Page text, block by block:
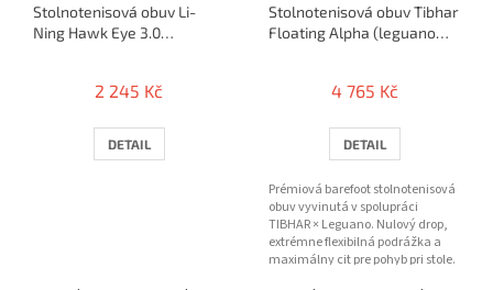
Stolnotenisová obuv Li-
Ning Hawk Eye 3.0
2 245 Kč
DETAIL
Stolnotenisová obuv Tibhar
Floating Alpha (leguano
4 765 Kč
DETAIL
Prémiová barefoot stolnotenisová
obuv vyvinutá v spolupráci
TIBHAR × Leguano. Nulový drop,
extrémne flexibilná podrážka a
maximálny cit pre pohyb pri stole.